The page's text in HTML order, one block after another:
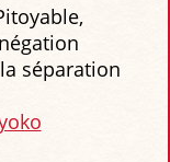
séparation